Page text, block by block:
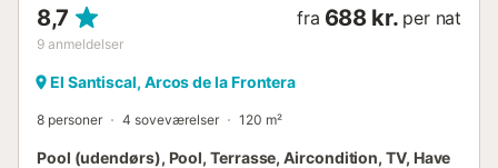
8,7
9 anmeldelser
fra 688 kr. per nat
El Santiscal, Arcos de la Frontera
8 personer 4 soveværelser 120 m²
Pool (udendørs), Pool, Terrasse, Aircondition, TV, Have